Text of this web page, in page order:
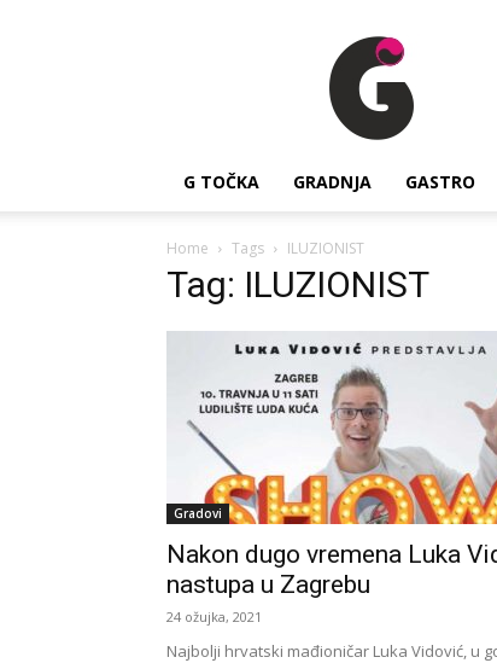
G
Točka
G TOČKA GRADNJA GASTRO
Home Tags ILUZIONIST
Tag: ILUZIONIST
Gradovi
Nakon dugo vremena Luka
nastupa u Zagrebu
24 ožujka, 2021
Najbolji hrvatski mađioničar Luka Vidović, u